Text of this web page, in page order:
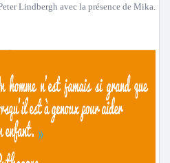
Lindbergh avec la présence de Mika.